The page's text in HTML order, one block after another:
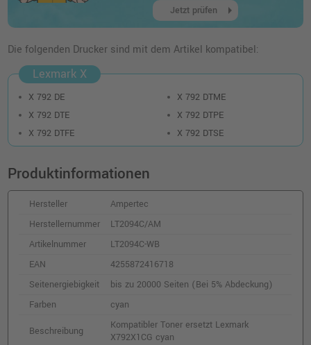
Jetzt prüfen arrow_right
Die folgenden Drucker sind mit dem Artikel kompatibel:
Lexmark X
X 792 DE
X 792 DTE
X 792 DTFE
X 792 DTME
X 792 DTPE
X 792 DTSE
Produktinformationen
Hersteller
Ampertec
Herstellernummer
LT2094C/AM
Artikelnummer
LT2094C-WB
EAN
4255872416718
Seitenergiebigkeit
bis zu 20000 Seiten (Bei 5% Abdeckung)
Farben
cyan
Beschreibung
Kompatibler Toner ersetzt Lexmark
X792X1CG cyan